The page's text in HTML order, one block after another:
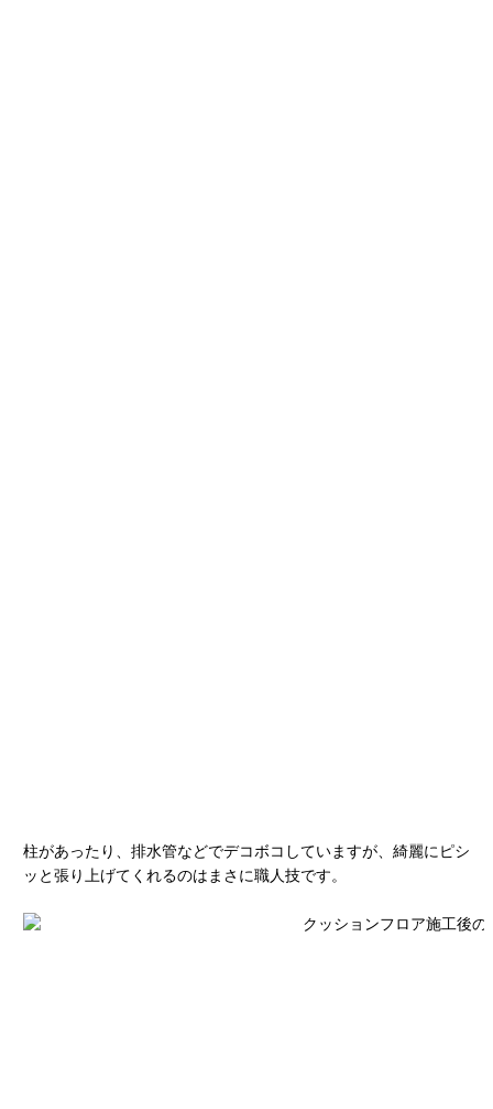
柱があったり、排水管などでデコボコしていますが、綺麗にピシ
ッと張り上げてくれるのはまさに職人技です。